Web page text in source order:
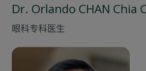
Dr. Orlando CHAN Chia
眼科专科医生